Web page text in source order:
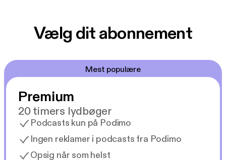
Vælg dit abonnement
Mest populære
Premium
20 timers lydbøger
Podcasts kun på Podimo
Ingen reklamer i podcasts fra Podimo
Opsig når som helst